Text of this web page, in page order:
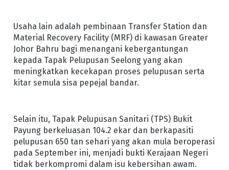
Usaha lain adalah pembinaan Transfer Station dan
Material Recovery Facility (MRF) di kawasan Greater
Johor Bahru bagi menangani kebergantungan
kepada Tapak Pelupusan Seelong yang akan
meningkatkan kecekapan proses pelupusan serta
kitar semula sisa pepejal bandar.
Selain itu, Tapak Pelupusan Sanitari (TPS) Bukit
Payung berkeluasan 104.2 ekar dan berkapasiti
pelupusan 650 tan sehari yang akan mula beroperasi
pada September ini, menjadi bukti Kerajaan Negeri
tidak berkompromi dalam isu kebersihan awam.